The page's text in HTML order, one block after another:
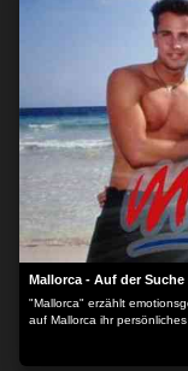
Mallorca - Auf der
"Mallorca" erzählt
auf Mallorca ihr